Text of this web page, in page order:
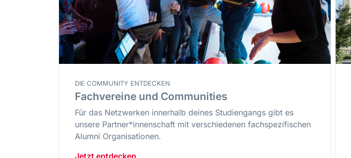
DIE COMMUNITY ENTDECKEN
Fachvereine und Communities
Für das Netzwerken innerhalb deines Studiengangs gibt es
unsere Partner*innenschaft mit verschiedenen fachspezifischen
Alumni Organisationen.